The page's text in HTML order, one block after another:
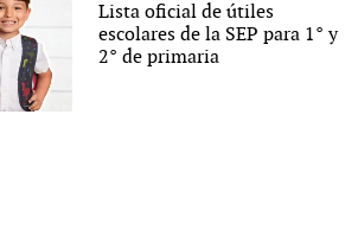
Lista oficial de útiles
escolares de la SEP para 1° y
2° de primaria